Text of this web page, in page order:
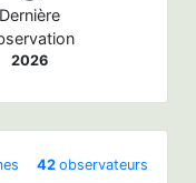
Dernière
2026
42 observateurs